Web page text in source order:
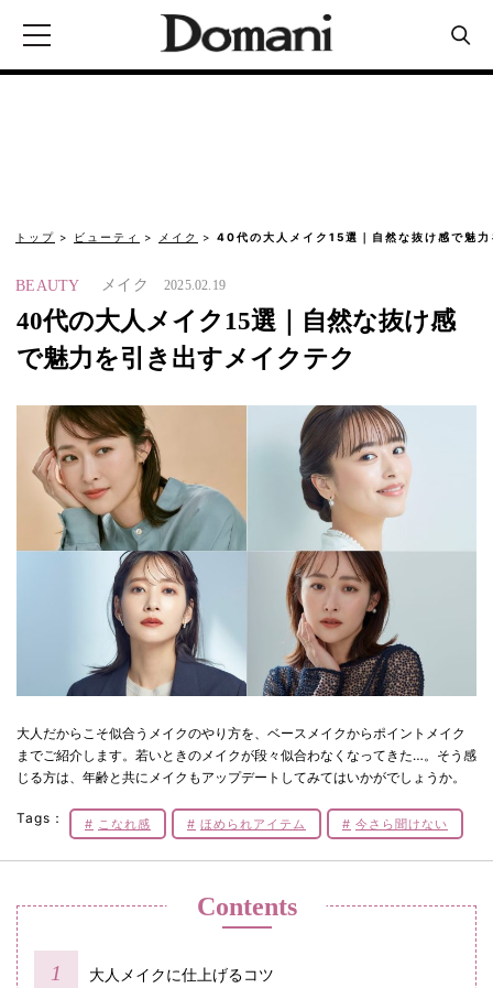
トップ ビューティ メイク 40代の大人メイク15選｜自然な抜け感で魅
BEAUTY メイク 2025.02.19
40代の大人メイク15選｜自然な抜け感
で魅力を引き出すメイクテク
大人だからこそ似合うメイクのやり方を、ベースメイクからポイントメイク
までご紹介します。若いときのメイクが段々似合わなくなってきた…。そう感
じる方は、年齢と共にメイクもアップデートしてみてはいかがでしょうか。
Tags： こなれ感 ほめられアイテム 今さら聞けない
Contents
大人メイクに仕上げるコツ